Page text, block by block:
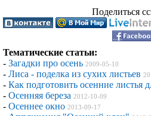
Поделиться
Тематические статьи:
- Загадки про осень 2009-05-10
- Лиса - поделка из сухих листьев
- Как подготовить осенние листья
- Осенняя береза 2012-10-09
- Осеннее окно 2013-09-17